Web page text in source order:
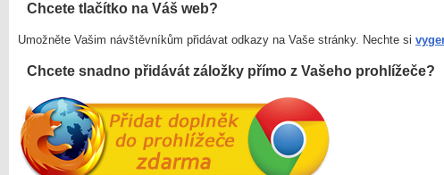
Chcete tlačítko na Váš web?
Umožněte Vašim návštěvníkům přidávat odkazy na Vaše stránky. Nechte si
Chcete snadno přidávát záložky přímo z Vašeho prohlížeče?